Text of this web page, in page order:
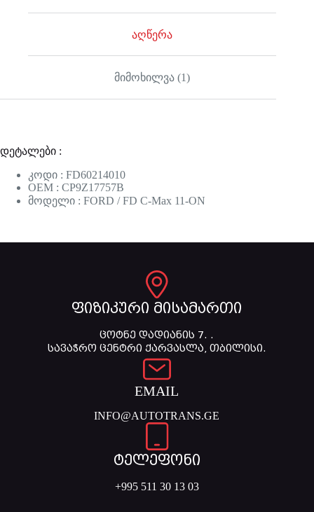
აღწერა
მიმოხილვა (1)
დეტალები :
კოდი : FD60214010
OEM : CP9Z17757B
მოდელი : FORD / FD C-Max 11-ON
ფიზიკური მისამართი
ცოტნე დადიანის 7. .
სავაჭრო ცენტრი ქარვასლა, თბილისი.
EMAIL
INFO@AUTOTRANS.GE
ტელეფონი
+995 511 30 13 03